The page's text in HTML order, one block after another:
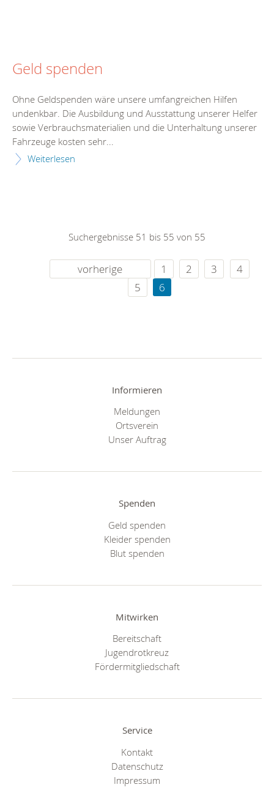
Geld spenden
Ohne Geldspenden wäre unsere umfangreichen Hilfen
undenkbar. Die Ausbildung und Ausstattung unserer Helfer
sowie Verbrauchsmaterialien und die Unterhaltung unserer
Fahrzeuge kosten sehr...
Weiterlesen
Suchergebnisse 51 bis 55 von 55
vorherige 1 2 3
4
5
6
Informieren
Meldungen
Ortsverein
Unser Auftrag
Spenden
Geld spenden
Kleider spenden
Blut spenden
Mitwirken
Bereitschaft
Jugendrotkreuz
Fördermitgliedschaft
Service
Kontakt
Datenschutz
Impressum